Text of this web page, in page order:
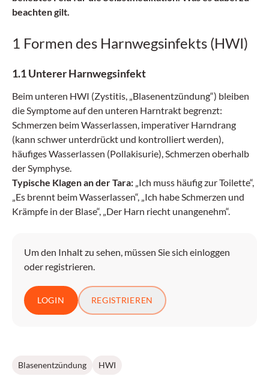
beachten gilt.
1 Formen des Harnwegsinfekts (HWI)
1.1 Unterer Harnwegsinfekt
Beim unteren HWI (Zystitis, ­„Blasenentzündung“) bleiben
die Symptome auf den unteren Harntrakt begrenzt:
Schmerzen beim Wasserlassen, imperativer Harndrang
(kann schwer unterdrückt und kontrolliert werden),
häufiges Wasserlassen (Pollakisurie), Schmerzen oberhalb
der Symphyse.
Typische Klagen an der Tara: „Ich muss häufig zur Toilette“,
„Es brennt beim Wasserlassen“, „Ich habe Schmerzen und
Krämpfe in der Blase“, „Der Harn riecht unangenehm“.
Um den Inhalt zu sehen, müssen Sie sich einloggen
oder registrieren.
LOGIN REGISTRIEREN
Blasenentzündung HWI